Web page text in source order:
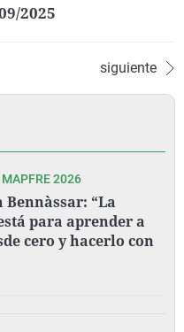
2025
siguiente
MAPFRE 2026
“La
para aprender a
cero y hacerlo con